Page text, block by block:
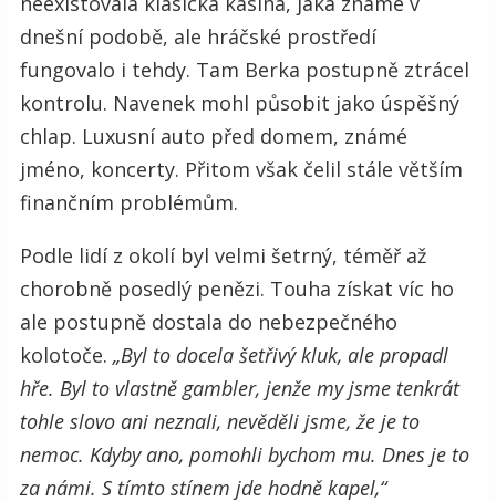
dnešní podobě, ale hráčské prostředí
fungovalo i tehdy. Tam Berka postupně ztrácel
kontrolu. Navenek mohl působit jako úspěšný
chlap. Luxusní auto před domem, známé
jméno, koncerty. Přitom však čelil stále větším
finančním problémům.
Podle lidí z okolí byl velmi šetrný, téměř až
chorobně posedlý penězi. Touha získat víc ho
ale postupně dostala do nebezpečného
kolotoče. „Byl to docela šetřivý kluk, ale propadl
hře. Byl to vlastně gambler, jenže my jsme tenkrát
tohle slovo ani neznali, nevěděli jsme, že je to
nemoc. Kdyby ano, pomohli bychom mu. Dnes je to
za námi. S tímto stínem jde hodně kapel,“